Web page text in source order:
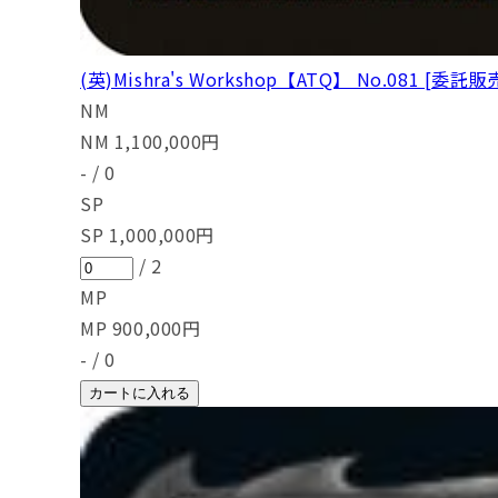
(英)Mishra's Workshop【ATQ】 No.081 [委託販
NM
NM 1,100,000円
- / 0
SP
SP 1,000,000円
/ 2
MP
MP 900,000円
- / 0
カートに入れる